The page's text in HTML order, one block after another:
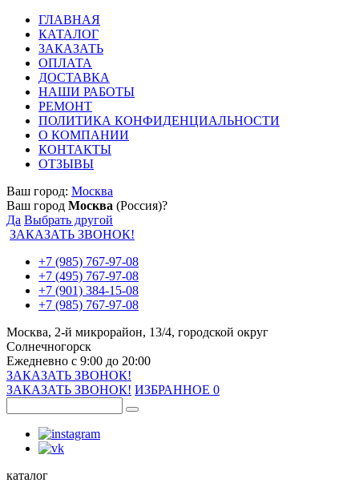
ГЛАВНАЯ
КАТАЛОГ
ЗАКАЗАТЬ
ОПЛАТА
ДОСТАВКА
НАШИ РАБОТЫ
РЕМОНТ
ПОЛИТИКА КОНФИДЕНЦИАЛЬНОСТИ
О КОМПАНИИ
КОНТАКТЫ
ОТЗЫВЫ
Ваш город: Москва
Ваш город Москва (Россия)?
Да Выбрать другой
ЗАКАЗАТЬ ЗВОНОК!
+7 (985) 767-97-08
+7 (495) 767-97-08
+7 (901) 384-15-08
+7 (985) 767-97-08
Москва, 2-й микрорайон, 13/4, городской округ
Солнечногорск
Ежедневно с 9:00 до 20:00
ЗАКАЗАТЬ ЗВОНОК!
ЗАКАЗАТЬ ЗВОНОК! ИЗБРАННОЕ 0
каталог